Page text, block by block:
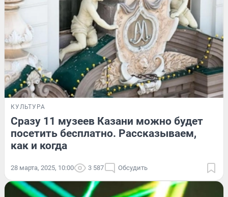
КУЛЬТУРА
Сразу 11 музеев Казани можно будет
посетить бесплатно. Рассказываем,
как и когда
28 марта, 2025, 10:00 3 587 Обсудить